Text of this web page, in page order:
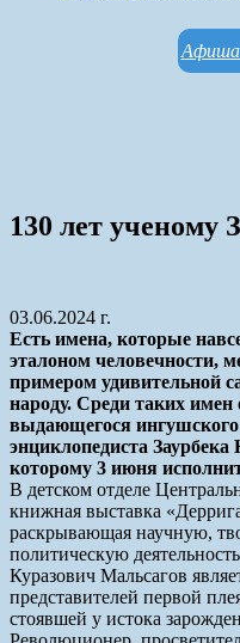
Афиша
130 лет ученому
03.06.2024 г.
Есть имена, которые
эталоном человечности,
примером удивительной
народу. Среди таких имен
выдающегося ингушского
энциклопедиста
которому 3 июня
В детском отделе
книжная выставка
раскрывающая научную,
политическую
Куразович Мальсагов
представителей первой
стоявшей у истока